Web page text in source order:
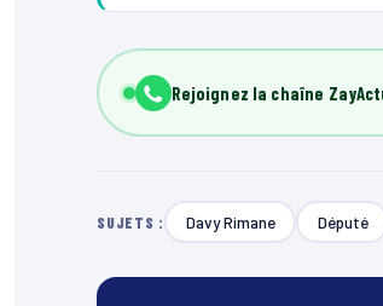
Rejoignez la chaîne
SUJETS : Davy Rimane Député